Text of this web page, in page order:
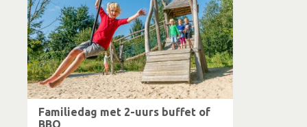
Familiedag met 2-uurs buffet of
BBQ